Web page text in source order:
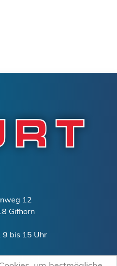
12
Gifhorn
9 bis 15 Uhr
15240340